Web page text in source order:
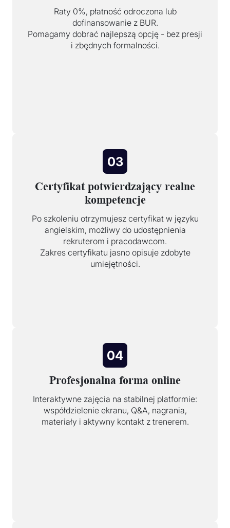
Raty 0%, płatność odroczona lub
dofinansowanie z BUR.
Pomagamy dobrać najlepszą opcję - bez presji
i zbędnych formalności.
03
Certyfikat potwierdzający realne
kompetencje
Po szkoleniu otrzymujesz certyfikat w języku
angielskim, możliwy do udostępnienia
rekruterom i pracodawcom.
Zakres certyfikatu jasno opisuje zdobyte
umiejętności.
04
Profesjonalna forma online
Interaktywne zajęcia na stabilnej platformie:
współdzielenie ekranu, Q&A, nagrania,
materiały i aktywny kontakt z trenerem.